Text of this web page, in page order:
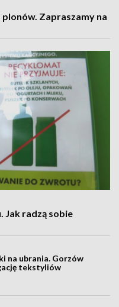
Zapraszamy na
Jak radzą sobie
na ubrania. Gorzów
tekstyliów